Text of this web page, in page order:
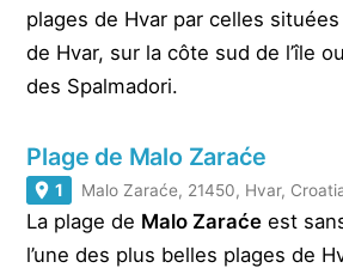
plages de Hvar par celles
de Hvar, sur la côte sud de l’île
des Spalmadori.
Plage de Malo Zaraće
1 Malo Zaraće, 21450, Hvar,
La plage de Malo Zaraće est
l’une des plus belles plages de